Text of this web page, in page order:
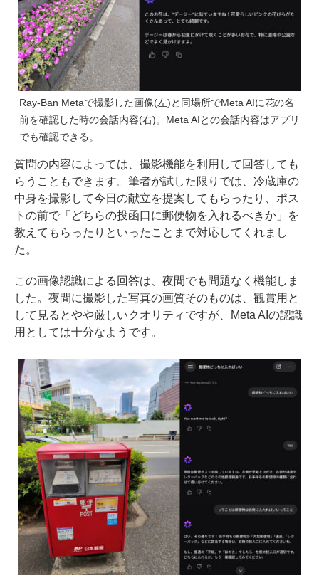
Ray-Ban Metaで撮影した画像(左)と同場所でMeta AIに花の名
前を確認した時の会話内容(右)。Meta AIとの会話内容はアプリ
でも確認できる。
質問の内容によっては、撮影機能を利用して回答しても
らうこともできます。筆者が試した限りでは、冷蔵庫の
中身を撮影して今日の献立を提案してもらったり、ポス
トの前で「どちらの投函口に郵便物を入れるべきか」を
教えてもらったりといったことまで対応してくれまし
た。
この画像認識による回答は、夜間でも問題なく機能しま
した。夜間に撮影した写真の画質そのものは、観賞用と
して見るとやや厳しいクオリティですが、Meta AIの認識
用としては十分なようです。